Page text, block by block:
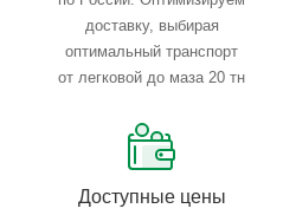
доставку, выбирая
оптимальный транспорт
от легковой до маза 20 тн
Доступные цены